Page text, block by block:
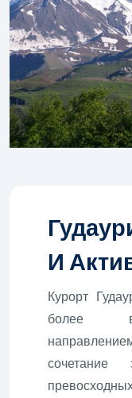
И
Курорт
более
сочетание